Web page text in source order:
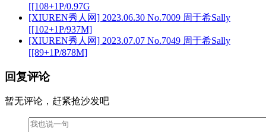
[[108+1P/0.97G
[XIUREN秀人网] 2023.06.30 No.7009 周于希Sally
[[102+1P/937M]
[XIUREN秀人网] 2023.07.07 No.7049 周于希Sally
[[89+1P/878M]
回复评论
暂无评论，赶紧抢沙发吧